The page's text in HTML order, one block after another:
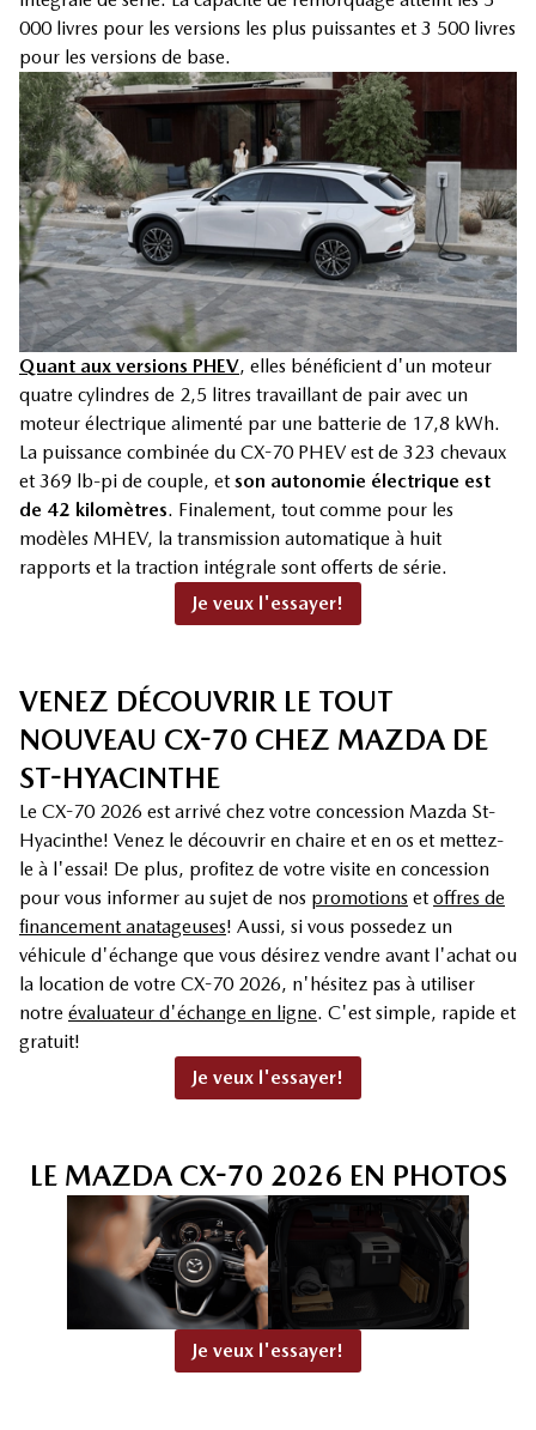
000 livres pour les versions les plus puissantes et 3 500 livres
pour les versions de base.
Quant aux versions PHEV, elles bénéficient d'un moteur
quatre cylindres de 2,5 litres travaillant de pair avec un
moteur électrique alimenté par une batterie de 17,8 kWh.
La puissance combinée du CX-70 PHEV est de 323 chevaux
et 369 lb-pi de couple, et son autonomie électrique est
de 42 kilomètres. Finalement, tout comme pour les
modèles MHEV, la transmission automatique à huit
rapports et la traction intégrale sont offerts de série.
Je veux l'essayer!
VENEZ DÉCOUVRIR LE TOUT
NOUVEAU CX-70 CHEZ MAZDA DE
ST-HYACINTHE
Le CX-70 2026 est arrivé chez votre concession Mazda St-
Hyacinthe! Venez le découvrir en chaire et en os et mettez-
le à l'essai! De plus, profitez de votre visite en concession
pour vous informer au sujet de nos promotions et offres de
financement anatageuses! Aussi, si vous possedez un
véhicule d'échange que vous désirez vendre avant l'achat ou
la location de votre CX-70 2026, n'hésitez pas à utiliser
notre évaluateur d'échange en ligne. C'est simple, rapide et
gratuit!
Je veux l'essayer!
LE MAZDA CX-70 2026 EN PHOTOS
+11
Je veux l'essayer!